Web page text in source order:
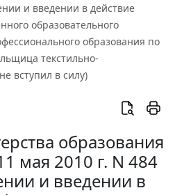
и введении в действие
образовательного
образования по
текстильно-
вступил в силу)
образования
мая 2010 г. N 484
и введении в